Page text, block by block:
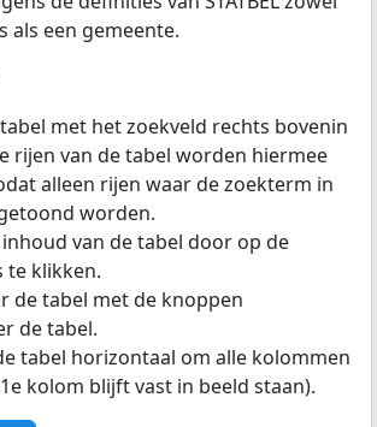
als een gemeente.
met het zoekveld rechts bovenin
rijen van de tabel worden hiermee
alleen rijen waar de zoekterm in
worden.
van de tabel door op de
te klikken.
de tabel met de knoppen
de tabel.
tabel horizontaal om alle kolommen
kolom blijft vast in beeld staan).